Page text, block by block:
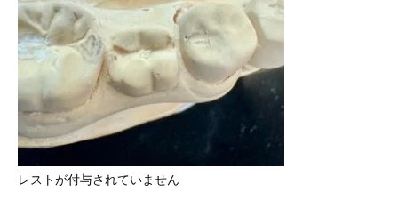
レストが付与されていません